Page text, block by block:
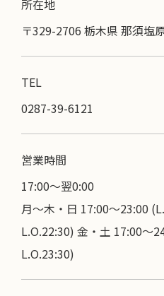
所在地
〒329-2706 栃木県 那須塩
TEL
0287-39-6121
営業時間
17:00〜翌0:00
月～木・日 17:00～23:00
L.O.22:30) 金・土 17:00～
L.O.23:30)